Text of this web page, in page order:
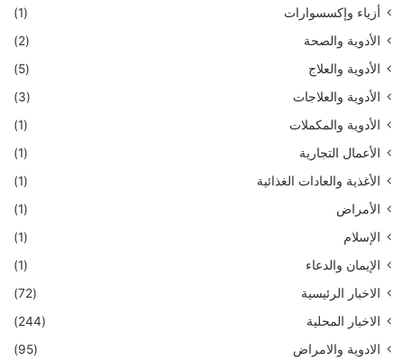
أزياء وإكسسوارات
(1)
الأدوية والصحة
(2)
الأدوية والعلاج
(5)
الأدوية والعلاجات
(3)
الأدوية والمكملات
(1)
الأعمال التجارية
(1)
الأغذية والعادات الغذائية
(1)
الأمراض
(1)
الإسلام
(1)
الإيمان والدعاء
(1)
الاخبار الرئيسية
(72)
الاخبار المحلية
(244)
الادوية والامراض
(95)